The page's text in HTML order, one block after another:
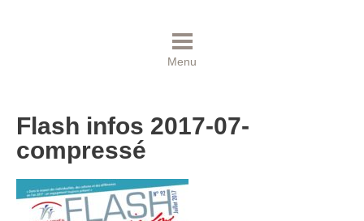
Menu
Flash infos 2017-07-
compressé